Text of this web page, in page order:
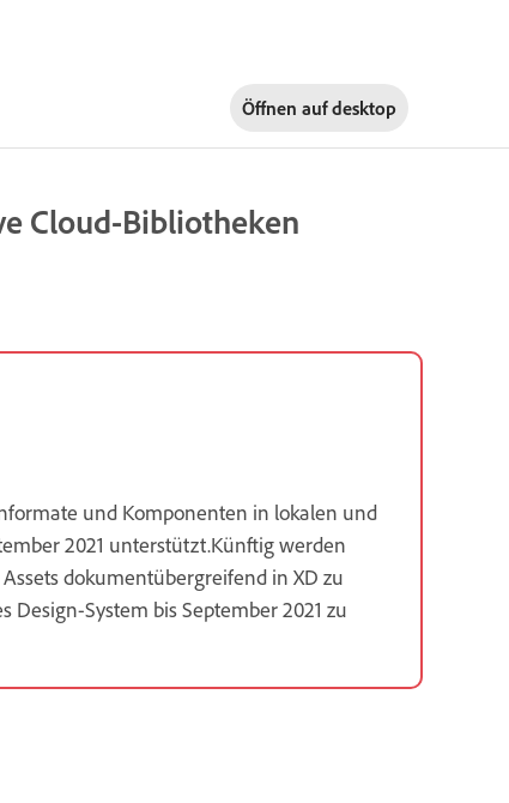
Öffnen aufdesktop
Cloud-Bibliotheken
und Komponenten in lokalen und
2021 unterstützt.Künftig werden
dokumentübergreifend in XD zu
System bis September 2021 zu